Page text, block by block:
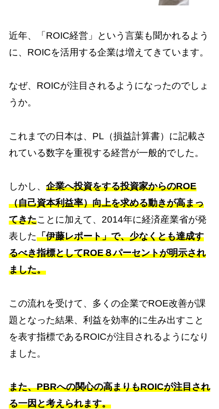
近年、「ROIC経営」という言葉も聞かれるよう
に、ROICを活用する企業は増えてきています。
なぜ、ROICが注目されるようになったのでしょ
うか。
これまでの日本は、PL（損益計算書）に記載さ
れている数字を重視する経営が一般的でした。
しかし、 企業へ投資をする投資家からのROE
（自己資本利益率）向上を求める動きが高まっ
てきたことに加えて、2014年に経済産業省が発
表した「伊藤レポート」で、少なくとも達成す
るべき指標としてROE８パーセントが明示され
ました。
この流れを受けて、多くの企業でROE改善が課
題となった結果、利益を効率的に生み出すこと
を表す指標であるROICが注目されるようになり
ました。
また、PBRへの関心の高まりもROICが注目され
る一因と考えられます。